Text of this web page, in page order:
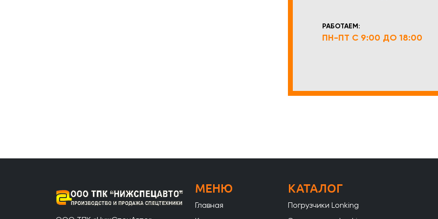
РАБОТАЕМ:
ПН-ПТ С 9:00 ДО 18:00
МЕНЮ
Главная
КАТАЛОГ
Погрузчики Lonking